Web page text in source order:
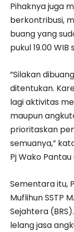
Pihaknya juga
berkontribusi,
buang yang
pukul 19.00
”Silakan
ditentukan.
lagi aktivitas
maupun
prioritaskan
semuanya,”
Pj Wako Pantau
Sementara itu,
Muflihun SSTP
Sejahtera
lelang jasa